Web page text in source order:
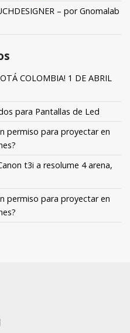
– por Gnomalab
COLOMBIA! 1 DE ABRIL
para Pantallas de Led
permiso para proyectar en
t3i a resolume 4 arena,
permiso para proyectar en